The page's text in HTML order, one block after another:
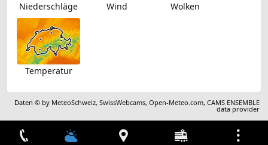
Niederschläge Wind Wolken
Temperatur
Daten © by MeteoSchweiz,SwissWebcams,Open-Meteo.com,CAMS ENSEMBLE
data provider